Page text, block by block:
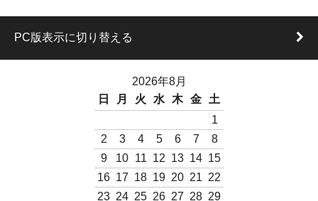
PC版表示に切り替える
2026年8月
日
月 火 水 木 金
土
1
2
3 4 5 6 7
8
9
10 11 12 13 14 15
16 17 18 19 20 21 22
23 24 25 26 27 28 29